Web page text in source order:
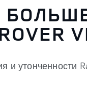
и утонченности